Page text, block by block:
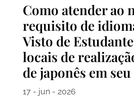
Como atender ao
requisito de
Visto de
locais de
de japonês em
17 - jun - 2026